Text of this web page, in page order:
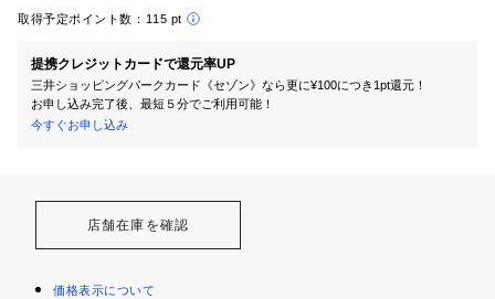
取得予定ポイント数： 115 pt
提携クレジットカードで還元率UP
三井ショッピングパークカード《セゾン》なら更に¥100につき1pt還元！
お申し込み完了後、最短５分でご利用可能！
今すぐお申し込み
店舗在庫を確認
価格表示について